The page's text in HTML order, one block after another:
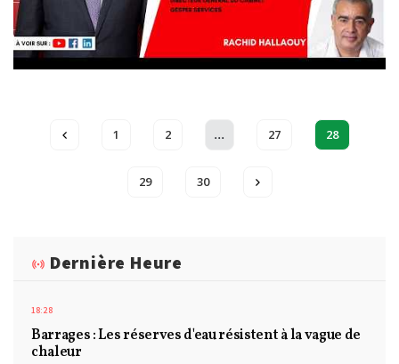
1 2 ... 27 28
29 30
Dernière Heure
18:28
Barrages : Les réserves d'eau résistent à la vague de
chaleur